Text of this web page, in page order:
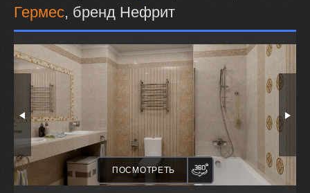
Гермес, бренд Нефрит
ПОСМОТРЕТЬ ПАНОРАМА